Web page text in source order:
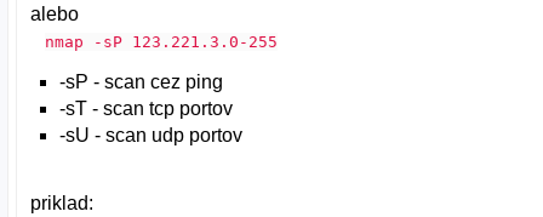
alebo
nmap -sP 123.221.3.0-255
-sP - scan cez ping
-sT - scan tcp portov
-sU - scan udp portov
priklad: